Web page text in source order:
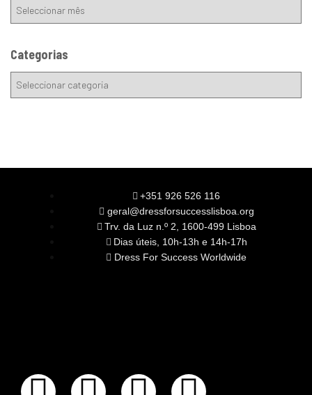
Categorias
+351 926 526 116
geral@dressforsuccesslisboa.org
Trv. da Luz n.º 2, 1600-499 Lisboa
Dias úteis, 10h-13h e 14h-17h
Dress For Success Worldwide